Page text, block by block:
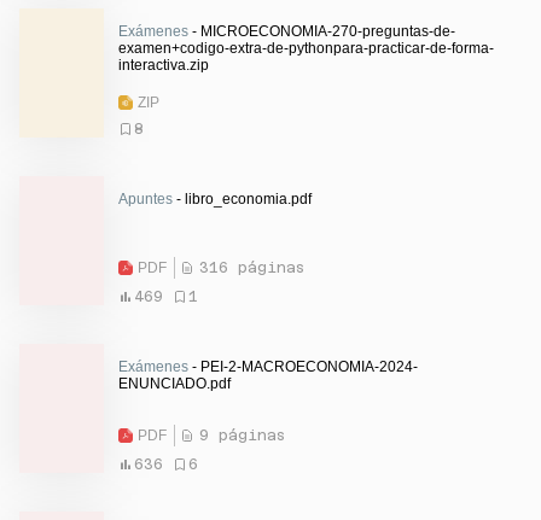
Exámenes - MICROECONOMIA-270-preguntas-de-
examen+codigo-extra-de-pythonpara-practicar-de-forma-
interactiva.zip
ZIP
8
Apuntes - libro_economia.pdf
PDF
316 páginas
469
1
Exámenes - PEI-2-MACROECONOMIA-2024-
ENUNCIADO.pdf
PDF
9 páginas
636
6